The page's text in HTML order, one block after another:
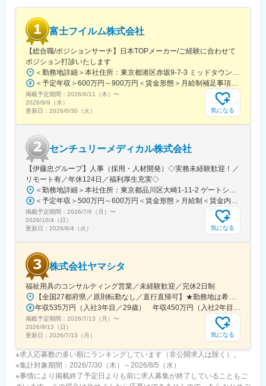
富士フイルム株式会社
【総合職/ポジションサーチ】日本TOPメーカー/ご経験に合わせて
ポジション打診いたします
掲載予定期間： 2026/6/11（木） 〜
2026/9/9（水）
更新日： 2026/6/30（火） 気になる
センチュリーメディカル株式会社
【伊藤忠グループ】人事（採用・人材開発）◇実務未経験歓迎！／
リモート有／年休124日／福利厚生充実◇
掲載予定期間： 2026/7/6（月） 〜
2026/10/4（日）
更新日： 2026/8/4（火） 気になる
株式会社ヤマシタ
福祉用具のコンサルティング営業／未経験歓迎／完休2日制
掲載予定期間： 2026/7/13（月） 〜
2026/9/13（日）
更新日： 2026/7/13（月） 気になる
※求人応募数の多い順にランキングしています（非公開求人は除く）。
※集計対象期間：2026/7/30（木）～2026/8/5（水）
※事情により掲載終了予定日よりも前に求人募集が終了していることもご